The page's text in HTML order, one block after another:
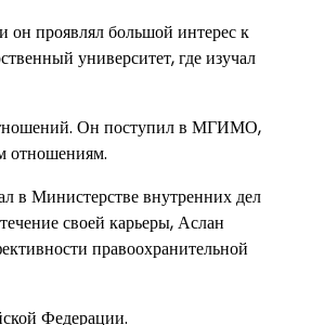
он проявлял большой интерес к
университет, где изучал
Он поступил в МГИМО,
отношениям.
в Министерстве внутренних дел
своей карьеры, Аслан
правоохранительной
Федерации.